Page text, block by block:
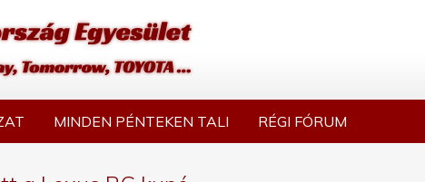
MINDEN PÉNTEKEN TALI RÉGI FÓRUM